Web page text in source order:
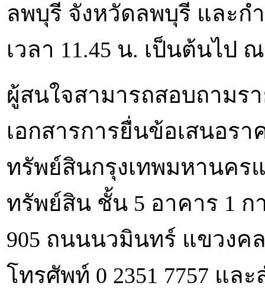
ลพบุรี จังหวัดลพบุรี และก
เวลา 11.45 น. เป็นต้นไป
ผู้สนใจสามารถสอบถามร
เอกสารการยื่นข้อเสนอร
ทรัพย์สินกรุงเทพมหานค
ทรัพย์สิน ชั้น 5 อาคาร 1
905 ถนนนวมินทร์ แขวงค
โทรศัพท์ 0 2351 7757 แล